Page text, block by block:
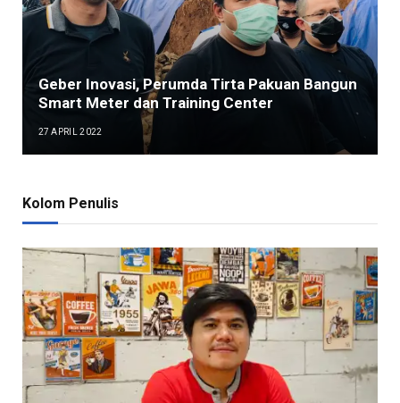
Geber Inovasi, Perumda Tirta Pakuan Bangun
Smart Meter dan Training Center
27 APRIL 2022
Kolom Penulis